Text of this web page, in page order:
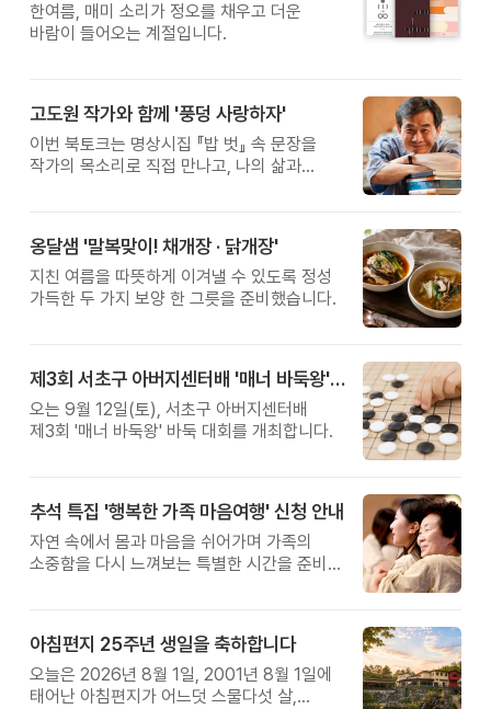
한여름, 매미 소리가 정오를 채우고 더운
바람이 들어오는 계절입니다.
고도원 작가와 함께 '풍덩 사랑하자'
이번 북토크는 명상시집 『밥 벗』 속 문장을
작가의 목소리로 직접 만나고, 나의 삶과
옹달샘 '말복맞이! 채개장 · 닭개장'
지친 여름을 따뜻하게 이겨낼 수 있도록 정성
가득한 두 가지 보양 한 그릇을 준비했습니다.
제3회 서초구 아버지센터배 '매너 바둑왕' 대회
오는 9월 12일(토), 서초구 아버지센터배
제3회 '매너 바둑왕' 바둑 대회를 개최합니다.
추석 특집 '행복한 가족 마음여행' 신청 안내
자연 속에서 몸과 마음을 쉬어가며 가족의
소중함을 다시 느껴보는 특별한 시간을 준비해
아침편지 25주년 생일을 축하합니다
오늘은 2026년 8월 1일, 2001년 8월 1일에
태어난 아침편지가 어느덧 스물다섯 살,